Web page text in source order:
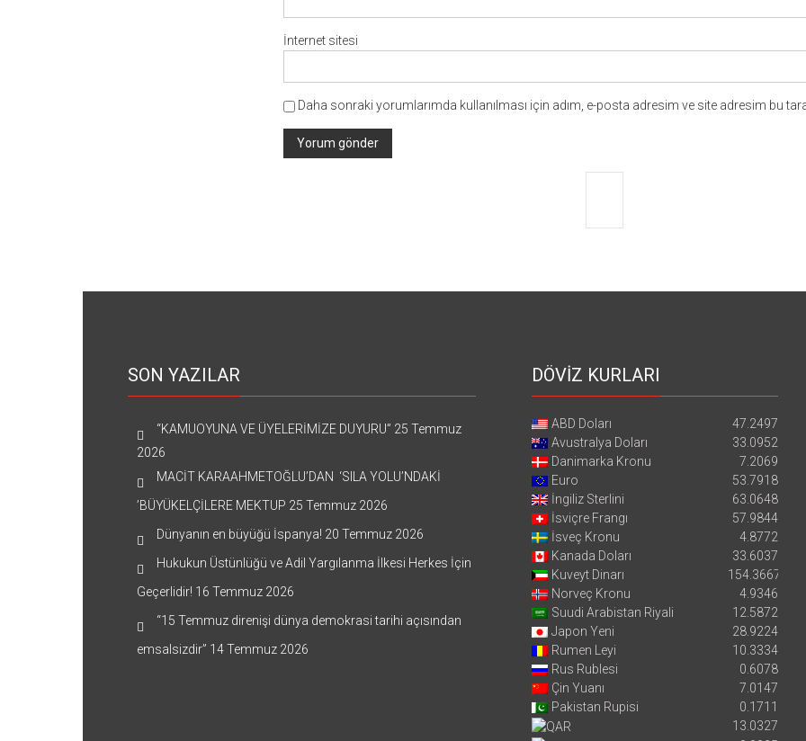
İnternet sitesi
Daha sonraki yorumlarımda kullanılması için adım, e-posta adresim ve site adresim bu
SON YAZILAR
“KAMUOYUNA VE ÜYELERİMİZE DUYURU” 25 Temmuz
2026
MACİT KARAAHMETOĞLU’DAN ‘SILA YOLU’NDAKİ
’BÜYÜKELÇİLERE MEKTUP 25 Temmuz 2026
Dünyanın en büyüğü İspanya! 20 Temmuz 2026
Hukukun Üstünlüğü ve Adil Yargılanma İlkesi Herkes İçin
Geçerlidir! 16 Temmuz 2026
“15 Temmuz direnişi dünya demokrasi tarihi açısından
emsalsizdir” 14 Temmuz 2026
DÖVİZ KURLARI
ABD Doları
47.2497
Avustralya Doları
33.0952
Danimarka Kronu
7.2069
Euro
53.7918
İngiliz Sterlini
63.0648
İsviçre Frangı
57.9844
İsveç Kronu
4.8772
Kanada Doları
33.6037
Kuveyt Dinarı
154.3667
Norveç Kronu
4.9346
Suudi Arabistan Riyali
12.5872
Japon Yeni
28.9224
Rumen Leyi
10.3334
Rus Rublesi
0.6078
Çin Yuanı
7.0147
Pakistan Rupisi
0.1711
13.0327